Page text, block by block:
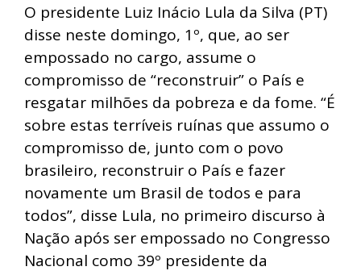
O presidente Luiz Inácio Lula da Silva (PT)
disse neste domingo, 1º, que, ao ser
empossado no cargo, assume o
compromisso de “reconstruir” o País e
resgatar milhões da pobreza e da fome. “É
sobre estas terríveis ruínas que assumo o
compromisso de, junto com o povo
brasileiro, reconstruir o País e fazer
novamente um Brasil de todos e para
todos”, disse Lula, no primeiro discurso à
Nação após ser empossado no Congresso
Nacional como 39º presidente da